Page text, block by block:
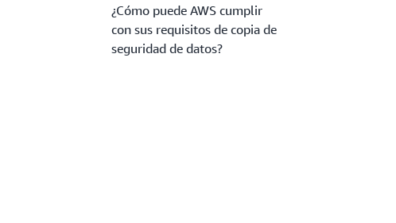
¿Cómo puede AWS cumplir
con sus requisitos de copia de
seguridad de datos?